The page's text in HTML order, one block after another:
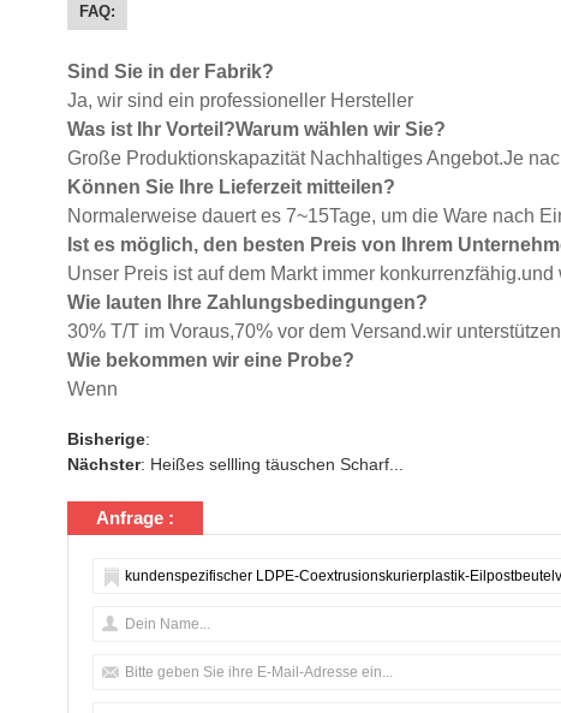
FAQ:
Sind Sie in der Fabrik?
Ja, wir sind ein professioneller Hersteller
Was ist Ihr Vorteil?Warum wählen wir Sie?
Große Produktionskapazität Nachhaltiges Angebot.Je
Können Sie Ihre Lieferzeit mitteilen?
Normalerweise dauert es 7~15Tage, um die Ware nach
Ist es möglich, den besten Preis von Ihrem
Unser Preis ist auf dem Markt immer
Wie lauten Ihre Zahlungsbedingungen?
30% T/T im Voraus,70% vor dem Versand.wir
Wie bekommen wir eine Probe?
Wenn
Bisherige:
Nächster: Heißes sellling täuschen Scharf...
Anfrage :